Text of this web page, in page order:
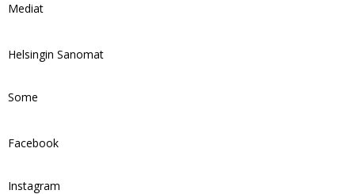
Mediat
Helsingin Sanomat
Some
Facebook
Instagram